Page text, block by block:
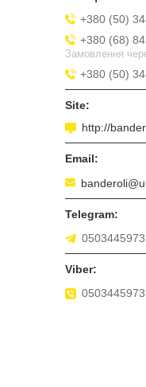
+380 (50)
+380 (68)
Замовлення
+380 (50)
http://
0503445973
0503445973